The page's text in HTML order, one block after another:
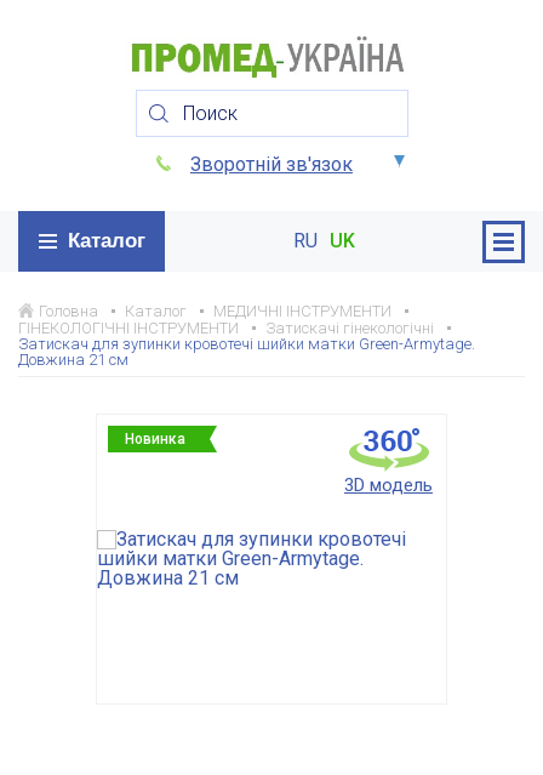
Зворотній зв'язок
Каталог RU UK
Головна Каталог
МЕДИЧНІ ІНСТРУМЕНТИ
ГІНЕКОЛОГІЧНІ ІНСТРУМЕНТИ
Затискачі гінекологічні
Затискач для зупинки кровотечі шийки матки Green-Armytage.
Довжина 21 см
Новинка
3D модель